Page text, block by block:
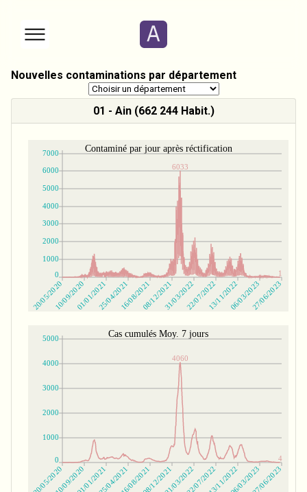
Nouvelles contaminations par département
01 - Ain (662 244 Habit.)